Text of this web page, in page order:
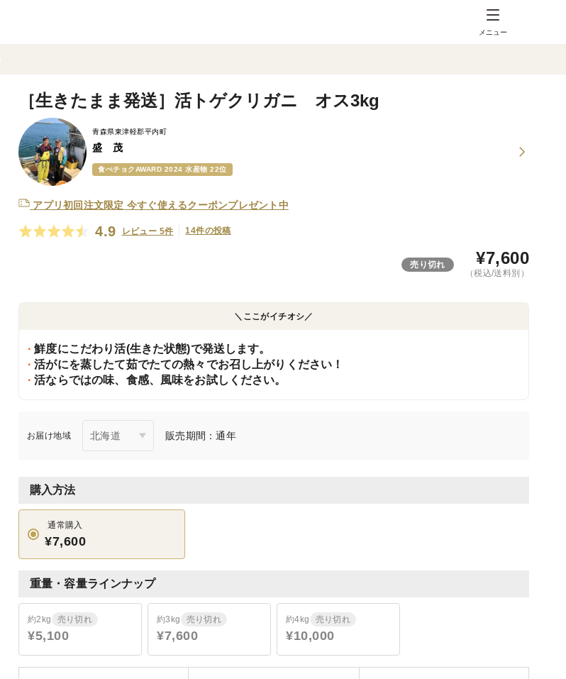
メニュー
［生きたまま発送］活トゲクリガニ オス3kg
青森県東津軽郡平内町
盛 茂
食べチョクAWARD 2024 水産物 22位
アプリ初回注文限定 今すぐ使えるクーポンプレゼント中
4.9 レビュー 5件 14件の投稿
売り切れ ¥7,600
（税込/送料別）
＼ここがイチオシ／
鮮度にこだわり活(生きた状態)で発送します。
活がにを蒸したて茹でたての熱々でお召し上がりください！
活ならではの味、食感、風味をお試しください。
お届け地域 販売期間：通年
購入方法
通常購入
¥7,600
重量・容量ラインナップ
約2kg 売り切れ
¥5,100
約3kg 売り切れ
¥7,600
約4kg 売り切れ
¥10,000